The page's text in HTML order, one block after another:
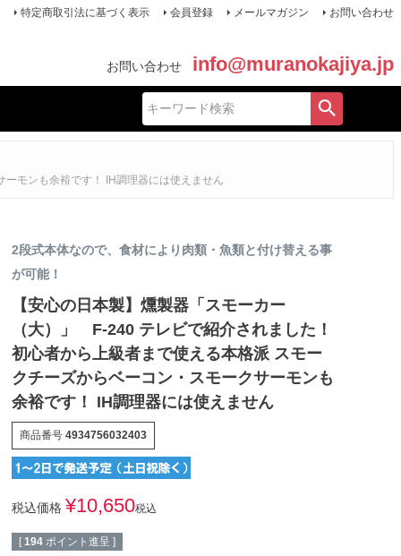
特定商取引法に基づく表示 会員登録 メールマガジン お問い合わせ
お問い合わせ info@muranokajiya.jp
モンも余裕です！ IH調理器には使えません
2段式本体なので、食材により肉類・魚類と付け替える事
が可能！
【安心の日本製】燻製器「スモーカー
（大）」 F-240 テレビで紹介されました！
初心者から上級者まで使える本格派 スモー
クチーズからベーコン・スモークサーモンも
余裕です！ IH調理器には使えません
商品番号 4934756032403
税込価格 ¥10,650税込
[ 194 ポイント進呈 ]